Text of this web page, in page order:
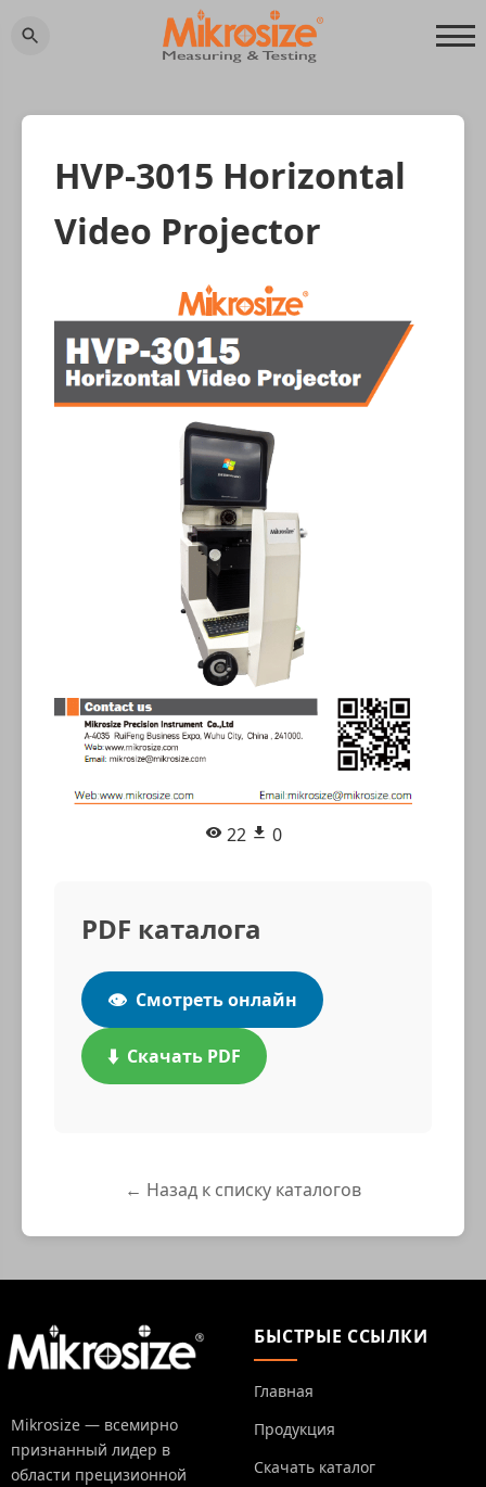
HVP-3015 Horizontal
Video Projector
22 0
PDF каталога
👁️ Смотреть онлайн
⬇️ Скачать PDF
← Назад к списку каталогов
Mikrosize — всемирно
признанный лидер в
области прецизионной
БЫСТРЫЕ ССЫЛКИ
Главная
Продукция
Скачать каталог